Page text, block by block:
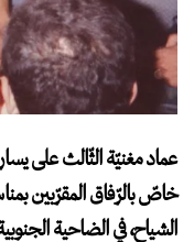
خاصّ بالرّفاق المقرّبين
الشياح، في الضاحية الجنوبية